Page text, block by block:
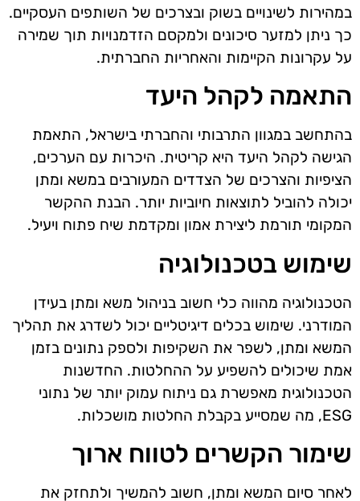
במהירות לשינויים בשוק ובצרכים של השותפים העסקיים.
כך ניתן למזער סיכונים ולמקסם הזדמנויות תוך שמירה
על עקרונות הקיימות והאחריות החברתית.
התאמה לקהל היעד
בהתחשב במגוון התרבותי והחברתי בישראל, התאמת
הגישה לקהל היעד היא קריטית. היכרות עם הערכים,
הציפיות והצרכים של הצדדים המעורבים במשא ומתן
יכולה להוביל לתוצאות חיוביות יותר. הבנת ההקשר
המקומי תורמת ליצירת אמון ומקדמת שיח פתוח ויעיל.
שימוש בטכנולוגיה
הטכנולוגיה מהווה כלי חשוב בניהול משא ומתן בעידן
המודרני. שימוש בכלים דיגיטליים יכול לשדרג את תהליך
המשא ומתן, לשפר את השקיפות ולספק נתונים בזמן
אמת שיכולים להשפיע על ההחלטות. החדשנות
הטכנולוגית מאפשרת גם ניתוח עמוק יותר של נתוני
ESG, מה שמסייע בקבלת החלטות מושכלות.
שימור הקשרים לטווח ארוך
לאחר סיום המשא ומתן, חשוב להמשיך ולתחזק את